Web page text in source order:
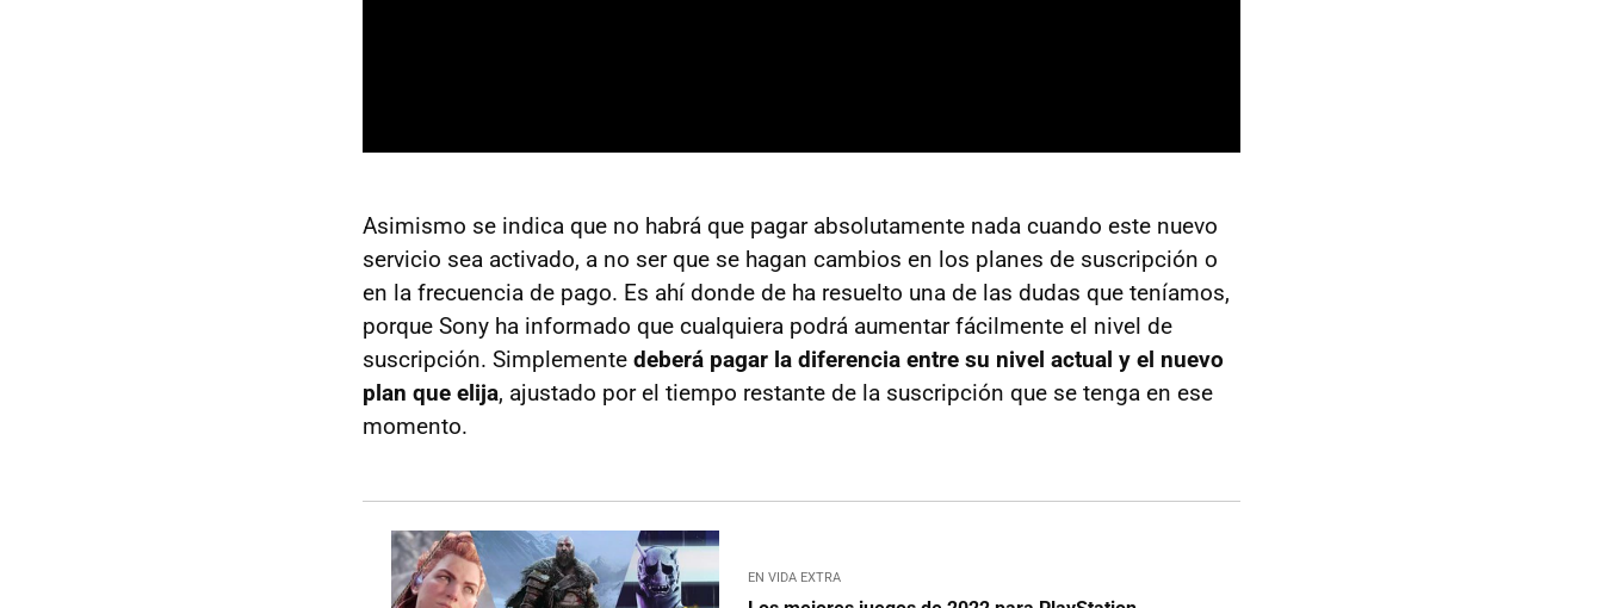
Asimismo se indica que no habrá que pagar absolutamente nada cuando este nuevo
servicio sea activado, a no ser que se hagan cambios en los planes de suscripción o
en la frecuencia de pago. Es ahí donde de ha resuelto una de las dudas que teníamos,
porque Sony ha informado que cualquiera podrá aumentar fácilmente el nivel de
suscripción. Simplemente deberá pagar la diferencia entre su nivel actual y el nuevo
plan que elija, ajustado por el tiempo restante de la suscripción que se tenga en ese
momento.
EN VIDA EXTRA